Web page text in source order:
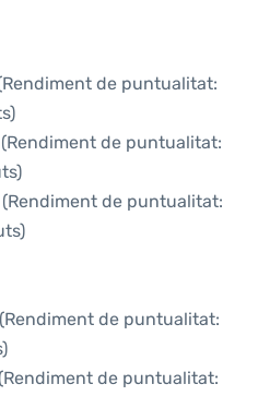
de puntualitat:
(Rendiment de puntualitat:
(Rendiment de puntualitat:
de puntualitat:
de puntualitat: